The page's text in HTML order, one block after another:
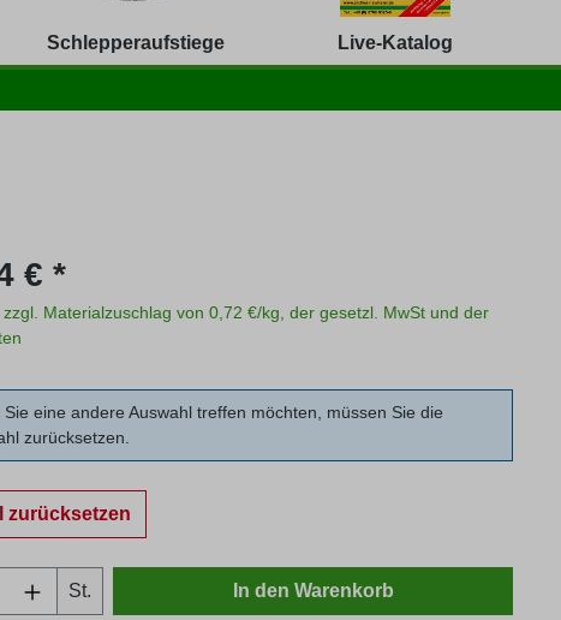
Schlepperaufstiege Live-Katalog
€ *
, zzgl. Materialzuschlag von 0,72 €/kg, der gesetzl. MwSt und der
Sie eine andere Auswahl treffen möchten, müssen Sie die
zurücksetzen.
zurücksetzen
Anzahl: Gib den gewünschten Wert ein
St. In den Warenkorb